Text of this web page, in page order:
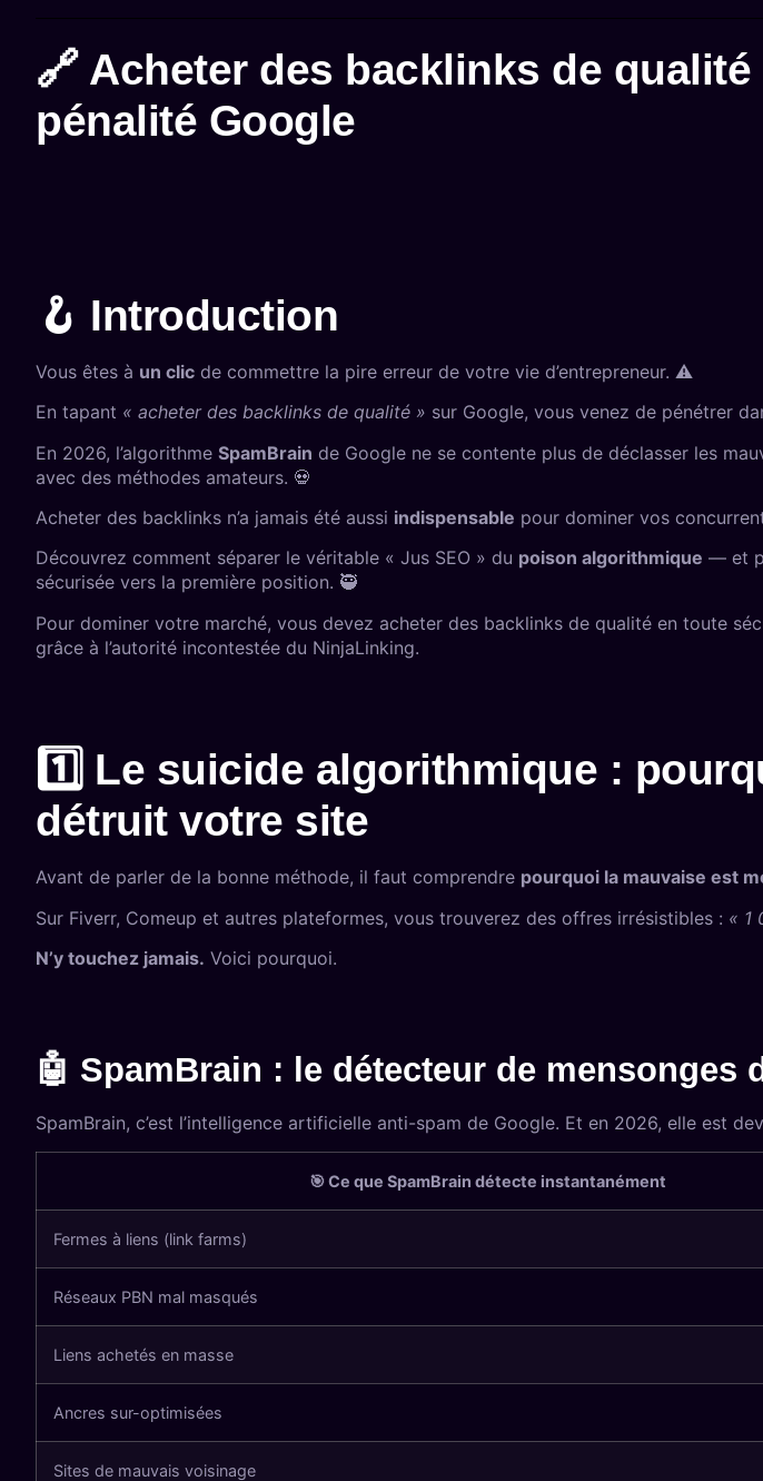
🔗 Acheter des backlinks de
pénalité Google
🪝 Introduction
Vous êtes à un clic de commettre la pire erreur de votre vie d’entrepreneur. ⚠️
En tapant « acheter des backlinks de qualité » sur Google, vous venez de pénétrer
En 2026, l’algorithme SpamBrain de Google ne se contente plus de déclasser les
avec des méthodes amateurs. 💀
Acheter des backlinks n’a jamais été aussi indispensable pour dominer vos
Découvrez comment séparer le véritable « Jus SEO » du poison algorithmique — et
sécurisée vers la première position. 🥷
Pour dominer votre marché, vous devez acheter des backlinks de qualité en toute
grâce à l’autorité incontestée du NinjaLinking.
1️⃣ Le suicide algorithmique :
détruit votre site
Avant de parler de la bonne méthode, il faut comprendre pourquoi la mauvaise est
Sur Fiverr, Comeup et autres plateformes, vous trouverez des offres irrésistibles : « 1
N’y touchez jamais. Voici pourquoi.
🤖 SpamBrain : le détecteur de mensonges
SpamBrain, c’est l’intelligence artificielle anti-spam de Google. Et en 2026, elle est
🎯 Ce que SpamBrain détecte instantanément
Fermes à liens (link farms)
Réseaux PBN mal masqués
Liens achetés en masse
Ancres sur-optimisées
Sites de mauvais voisinage